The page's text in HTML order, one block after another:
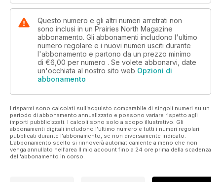
Questo numero e gli altri numeri arretrati non
sono inclusi in un Prairies North Magazine
abbonamento. Gli abbonamenti includono l'ultimo
numero regolare e i nuovi numeri usciti durante
l'abbonamento e partono da un prezzo minimo
di €6,00 per numero . Se volete abbonarvi, date
un'occhiata al nostro sito web Opzioni di
abbonamento
I risparmi sono calcolati sull'acquisto comparabile di singoli numeri su un
periodo di abbonamento annualizzato e possono variare rispetto agli
importi pubblicizzati. I calcoli sono solo a scopo illustrativo. Gli
abbonamenti digitali includono l'ultimo numero e tutti i numeri regolari
pubblicati durante l'abbonamento, se non diversamente indicato.
L'abbonamento scelto si rinnoverà automaticamente a meno che non
venga annullato nell'area Il mio account fino a 24 ore prima della scadenza
dell'abbonamento in corso.